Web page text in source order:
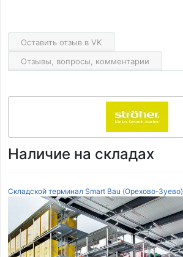
Оставить отзыв в VK
Отзывы, вопросы, комментарии
Наличие на складах
Складской терминал Smart Bau (Орехово-Зуево)